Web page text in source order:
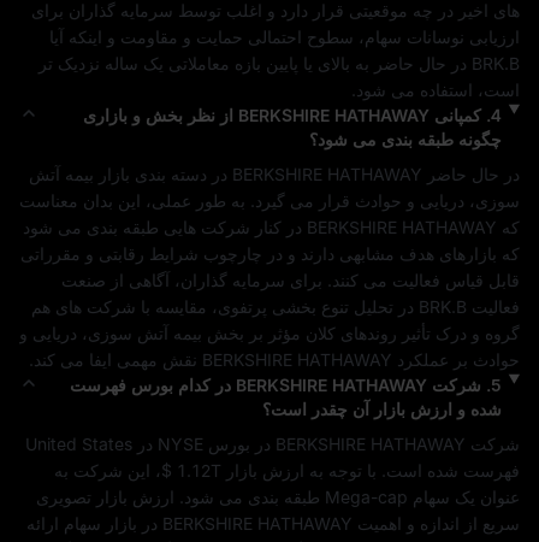
ارزیابی نوسانات سهام، سطوح احتمالی حمایت و مقاومت و اینکه آیا
BRK.B
است، استفاده می‌ شود.
4
. کمپانی BERKSHIRE HATHAWAY از نظر بخش و بازاری
چگونه طبقه‌ بندی می‌ شود؟
در حال حاضر BERKSHIRE HATHAWAY در دسته‌ بندی بازار
سوزی، دریایی و حوادث
که BERKSHIRE HATHAWAY
فعالیت BRK.B
گروه و درک تأثیر روندهای کلان مؤثر بر بخش
حوادث بر عملکرد BERKSHIRE HATHAWAY نقش مهمی ایفا می‌ کند.
5
. شرکت BERKSHIRE HATHAWAY در کدام بورس فهرست
شده و ارزش بازار آن چقدر است؟
شرکت BERKSHIRE HATHAWAY در بورس NYSE در United States
فهرست شده است. با توجه به ارزش بازار $ 1.12T
عنوان یک سهام Mega-cap
سریع از اندازه و اهمیت BERKSHIRE HATHAWAY